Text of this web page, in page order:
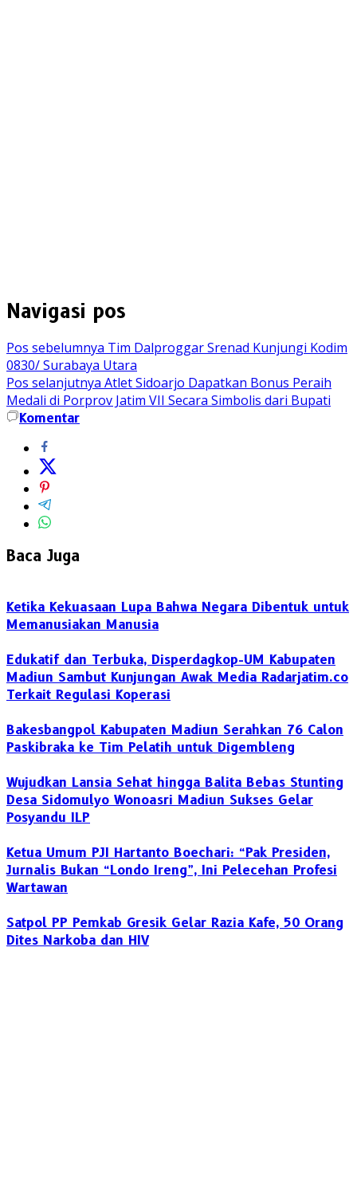
Navigasi pos
Pos sebelumnya Tim Dalproggar Srenad Kunjungi Kodim
0830/ Surabaya Utara
Pos selanjutnya Atlet Sidoarjo Dapatkan Bonus Peraih
Medali di Porprov Jatim VII Secara Simbolis dari Bupati
Komentar
Baca Juga
Ketika Kekuasaan Lupa Bahwa Negara Dibentuk untuk
Memanusiakan Manusia
Edukatif dan Terbuka, Disperdagkop-UM Kabupaten
Madiun Sambut Kunjungan Awak Media Radarjatim.co
Terkait Regulasi Koperasi
Bakesbangpol Kabupaten Madiun Serahkan 76 Calon
Paskibraka ke Tim Pelatih untuk Digembleng
Wujudkan Lansia Sehat hingga Balita Bebas Stunting
Desa Sidomulyo Wonoasri Madiun Sukses Gelar
Posyandu ILP
Ketua Umum PJI Hartanto Boechari: “Pak Presiden,
Jurnalis Bukan “Londo Ireng”, Ini Pelecehan Profesi
Wartawan
Satpol PP Pemkab Gresik Gelar Razia Kafe, 50 Orang
Dites Narkoba dan HIV